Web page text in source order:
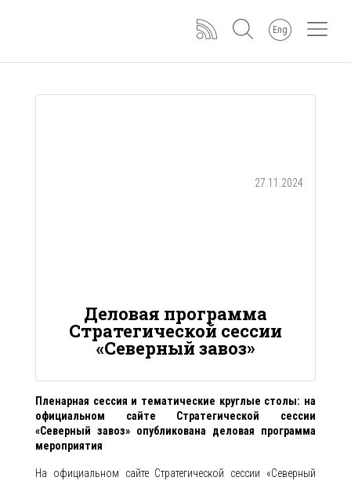
Eng
27.11.2024
Деловая программа
Стратегической сессии
«Северный завоз»
Пленарная сессия и тематические круглые столы: на
официальном сайте Стратегической сессии
«Северный завоз» опубликована деловая программа
мероприятия
На официальном сайте Стратегической сессии «Северный